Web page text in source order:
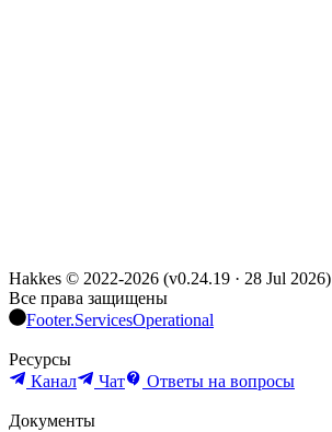
Hakkes © 2022-2026 (v0.24.19 · 28 Jul 2026)
Все права защищены
Footer.ServicesOperational
Ресурсы
Канал
Чат Ответы на вопросы
Документы